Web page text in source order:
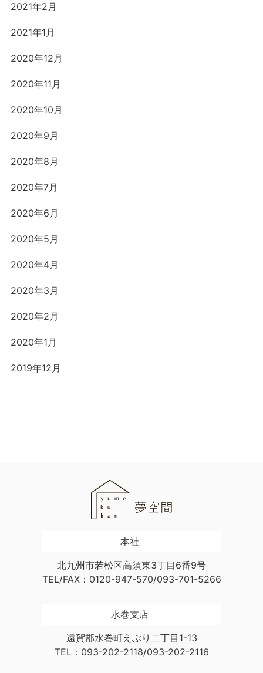
2021年2月
2021年1月
2020年12月
2020年11月
2020年10月
2020年9月
2020年8月
2020年7月
2020年6月
2020年5月
2020年4月
2020年3月
2020年2月
2020年1月
2019年12月
本社
北九州市若松区高須東3丁目6番9号
TEL/FAX：0120-947-570/093-701-5266
水巻支店
遠賀郡水巻町えぶり二丁目1-13
TEL：093-202-2118/093-202-2116